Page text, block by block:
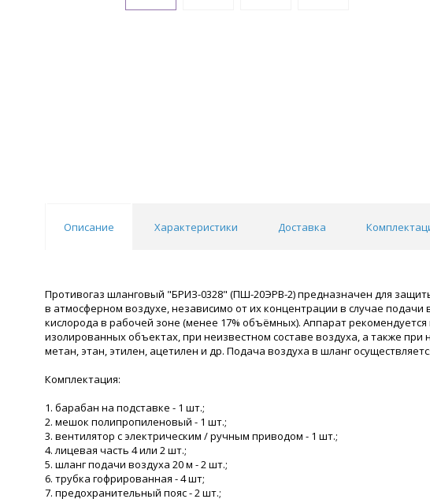
Описание Характеристики Доставка
Противогаз шланговый "БРИЗ-0328" (ПШ-20ЭРВ-2) предназначен для
в атмосферном воздухе, независимо от их концентрации в случае
кислорода в рабочей зоне (менее 17% объёмных). Аппарат
изолированных объектах, при неизвестном составе воздуха, а также
метан, этан, этилен, ацетилен и др. Подача воздуха в шланг
Комплектация:
1. барабан на подставке - 1 шт.;
2. мешок полипропиленовый - 1 шт.;
3. вентилятор с электрическим / ручным приводом - 1 шт.;
4. лицевая часть 4 или 2 шт.;
5. шланг подачи воздуха 20 м - 2 шт.;
6. трубка гофрированная - 4 шт;
7. предохранительный пояс - 2 шт.;